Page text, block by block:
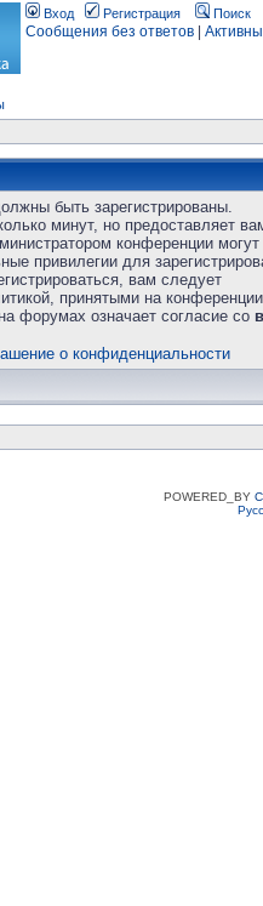
Вход Регистрация Поиск
Сообщения без ответов
быть зарегистрированы.
минут, но предоставляет
конференции
привилегии для
вам следует
принятыми на
форумах означает согласие со
о конфиденциальности
POWERED_BY